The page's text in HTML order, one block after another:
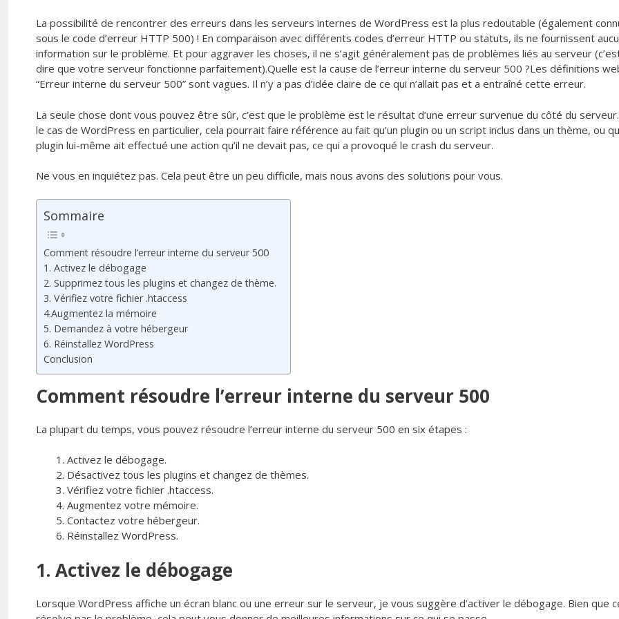
La possibilité de rencontrer des erreurs dans les serveurs internes de WordPress est la plus redoutable (également
sous le code d’erreur HTTP 500) ! En comparaison avec différents codes d’erreur HTTP ou statuts, ils ne fournissent
information sur le problème. Et pour aggraver les choses, il ne s’agit généralement pas de problèmes liés au serveur
dire que votre serveur fonctionne parfaitement).Quelle est la cause de l’erreur interne du serveur 500 ?Les définitions
“Erreur interne du serveur 500” sont vagues. Il n’y a pas d’idée claire de ce qui n’allait pas et a entraîné cette erreur.
La seule chose dont vous pouvez être sûr, c’est que le problème est le résultat d’une erreur survenue du côté du
le cas de WordPress en particulier, cela pourrait faire référence au fait qu’un plugin ou un script inclus dans un thème, ou
plugin lui-même ait effectué une action qu’il ne devait pas, ce qui a provoqué le crash du serveur.
Ne vous en inquiétez pas. Cela peut être un peu difficile, mais nous avons des solutions pour vous.
Sommaire
Comment résoudre l’erreur interne du serveur 500
1. Activez le débogage
2. Supprimez tous les plugins et changez de thème.
3. Vérifiez votre fichier .htaccess
4.Augmentez la mémoire
5. Demandez à votre hébergeur
6. Réinstallez WordPress
Conclusion
Comment résoudre l’erreur interne du serveur 500
La plupart du temps, vous pouvez résoudre l’erreur interne du serveur 500 en six étapes :
Activez le débogage.
Désactivez tous les plugins et changez de thèmes.
Vérifiez votre fichier .htaccess.
Augmentez votre mémoire.
Contactez votre hébergeur.
Réinstallez WordPress.
1. Activez le débogage
Lorsque WordPress affiche un écran blanc ou une erreur sur le serveur, je vous suggère d’activer le débogage. Bien que